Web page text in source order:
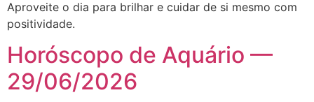
Aproveite o dia para brilhar e cuidar de si mesmo com
positividade.
Horóscopo de Aquário —
29/06/2026